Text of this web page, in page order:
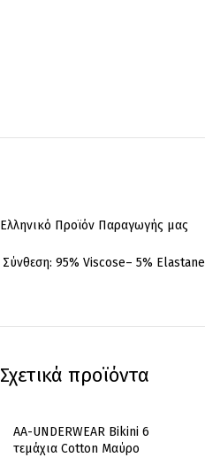
Ελληνικό Προϊόν Παραγωγής μας
Σύνθεση: 95% Viscose– 5% Elastane
Σχετικά προϊόντα
AA-UNDERWEAR Bikini 6
τεμάχια Cotton Μαύρο